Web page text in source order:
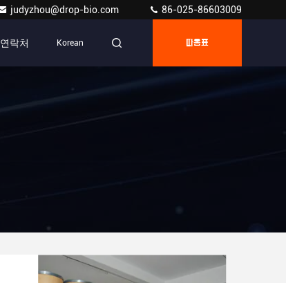
judyzhou@drop-bio.com 86-025-86603009
연락처 Korean 따옴표